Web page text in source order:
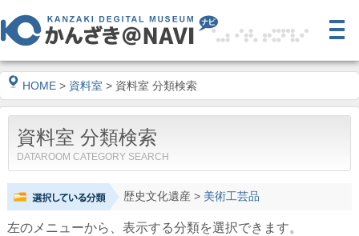
HOME > 資料室 > 資料室 分類検索
資料室 分類検索
DATAROOM CATEGORY SEARCH
歴史文化遺産> 美術工芸品
左のメニューから、表示する分類を選択できます。